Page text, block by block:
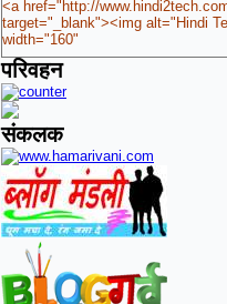
परिवहन
संकलक